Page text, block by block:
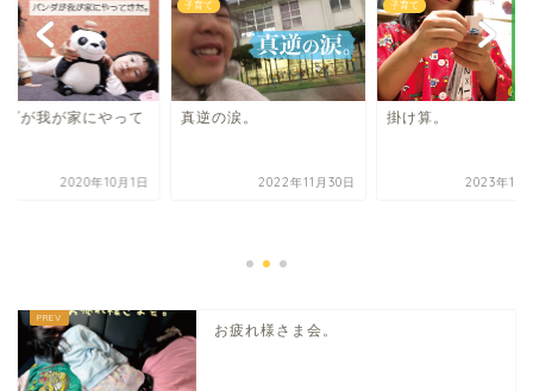
ダが我が家にやって
2020年10月1日
子育て
真逆の涙。
2022年11月30日
子育て
掛け算。
2023年10
お疲れ様さま会。